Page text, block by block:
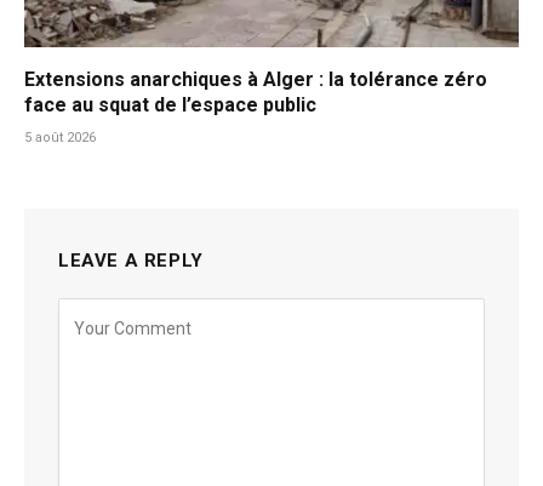
Extensions anarchiques à Alger : la tolérance zéro
face au squat de l’espace public
5 août 2026
LEAVE A REPLY